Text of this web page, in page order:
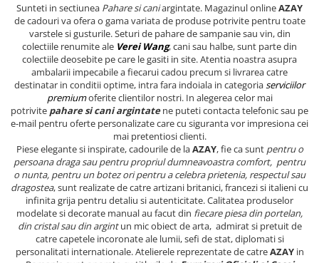
Sunteti in sectiunea Pahare si caniargintate. Magazinul onlineAZAY
de cadouri va ofera o gama variata de produse potrivite pentru toate
varstele si gusturile. Seturi de pahare de sampanie sau vin, din
colectiile renumite ale Verei Wang, cani sau halbe, sunt parte din
colectiile deosebite pe care le gasiti in site. Atentia noastra asupra
ambalarii impecabile a fiecarui cadou precum si livrarea catre
destinatar in conditii optime, intra fara indoiala in categoriaserviciilor
premiumoferite clientilor nostri. In alegerea celor mai
potrivite pahare si cani argintatene puteti contacta telefonic sau pe
e-mail pentru oferte personalizate care cu siguranta vor impresiona cei
mai pretentiosi clienti.
Piese elegante si inspirate, cadourile de laAZAY, fie ca sunt pentru o
persoana draga sau pentru propriul dumneavoastra comfort, pentru
o nunta, pentru un botez ori pentru a celebra prietenia, respectul sau
dragostea, sunt realizate de catre artizani britanici, francezi si italieni cu
infinita grija pentru detaliu si autenticitate. Calitatea produselor
modelate si decorate manual au facut din fiecare piesa din portelan,
din cristal sau din argintun mic obiect de arta, admirat si pretuit de
catre capetele incoronate ale lumii, sefi de stat, diplomati si
personalitati internationale. Atelierele reprezentate de catreAZAYin